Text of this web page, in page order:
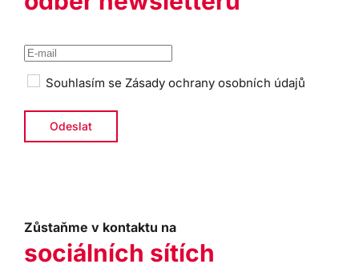
Souhlasím se Zásady ochrany osobních údajů
Zůstaňme v kontaktu na
sociálních sítích